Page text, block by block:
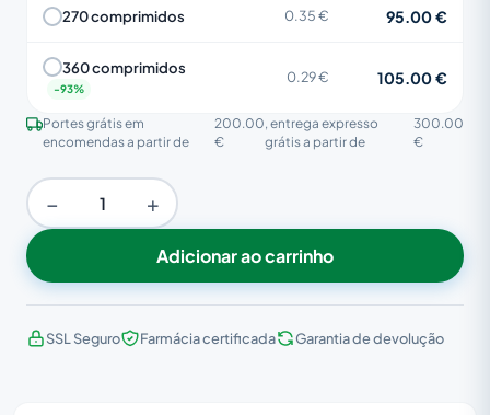
270 comprimidos 0.35 € 95.00 €
360 comprimidos
0.29 € 105.00 €
Portes grátis em
encomendas a partir de
200.00
€
, entrega expresso
grátis a partir de
300.00
€
− +
Adicionar ao carrinho
SSL Seguro Farmácia certificada Garantia de devolução